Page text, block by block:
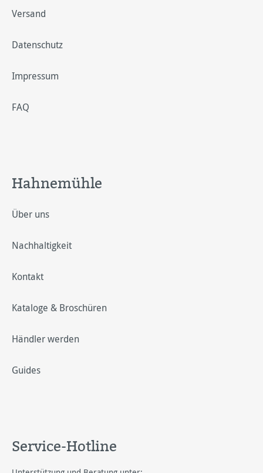
Versand
Datenschutz
Impressum
FAQ
Hahnemühle
Über uns
Nachhaltigkeit
Kontakt
Kataloge & Broschüren
Händler werden
Guides
Service-Hotline